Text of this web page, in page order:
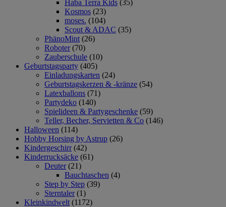
Haba Terra Kids (35)
Kosmos (23)
moses. (104)
Scout & ADAC (35)
PhänoMint (26)
Roboter (70)
Zauberschule (10)
Geburtstagsparty (405)
Einladungskarten (24)
Geburtstagskerzen & -kränze (54)
Latexballons (71)
Partydeko (140)
Spielideen & Partygeschenke (59)
Teller, Becher, Servietten & Co (146)
Halloween (114)
Hobby Horsing by Astrup (26)
Kindergeschirr (42)
Kinderrucksäcke (61)
Deuter (21)
Bauchtaschen (4)
Step by Step (39)
Sterntaler (1)
Kleinkindwelt (1172)